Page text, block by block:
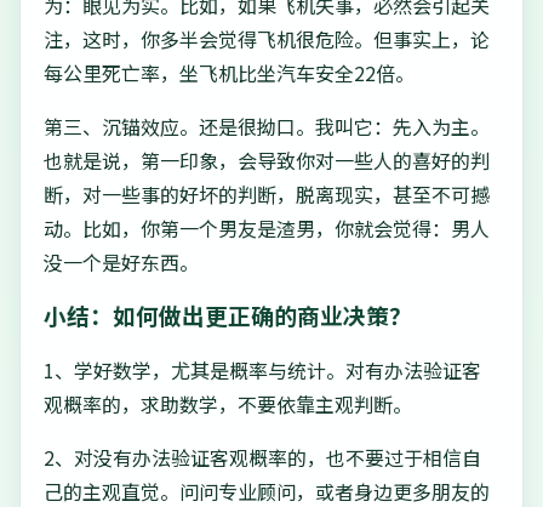
注，这时，你多半会觉得飞机很危险。但事实上，论
每公里死亡率，坐飞机比坐汽车安全22倍。
第三、沉锚效应。还是很拗口。我叫它：先入为主。
也就是说，第一印象，会导致你对一些人的喜好的判
断，对一些事的好坏的判断，脱离现实，甚至不可撼
动。比如，你第一个男友是渣男，你就会觉得：男人
没一个是好东西。
小结：如何做出更正确的商业决策？
1、学好数学，尤其是概率与统计。对有办法验证客
观概率的，求助数学，不要依靠主观判断。
2、对没有办法验证客观概率的，也不要过于相信自
己的主观直觉。问问专业顾问，或者身边更多朋友的